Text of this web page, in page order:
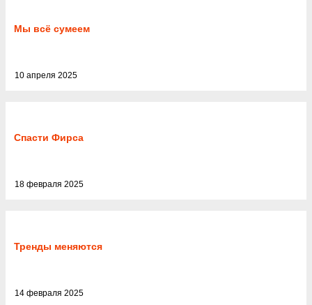
Мы всё сумеем
10 апреля 2025
Спасти Фирса
18 февраля 2025
Тренды меняются
14 февраля 2025